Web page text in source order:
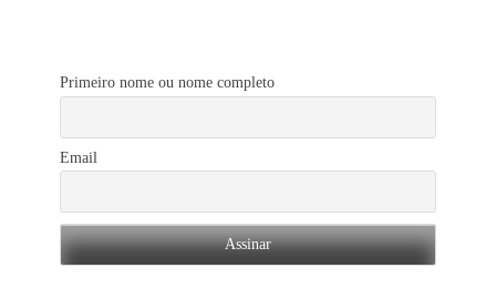
Primeiro nome ou nome completo
Email